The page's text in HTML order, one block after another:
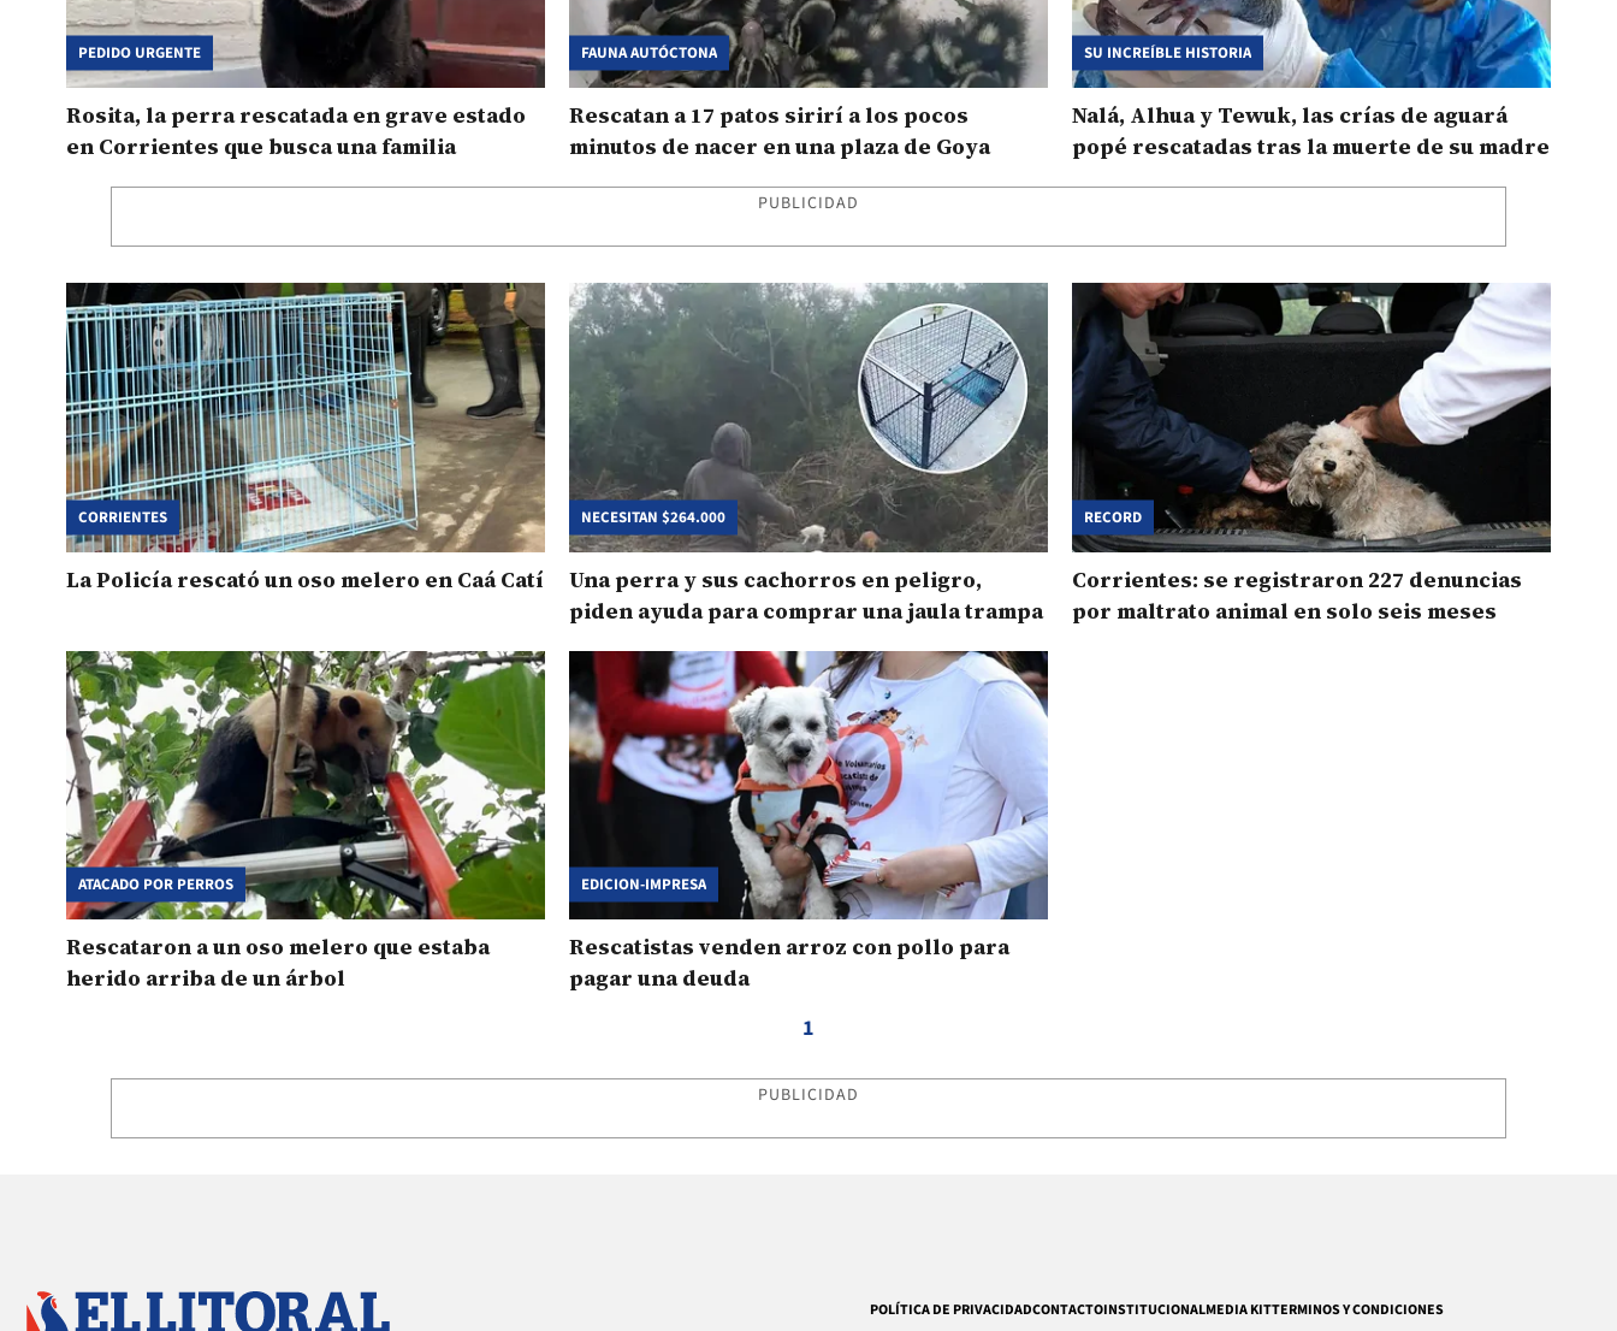
PEDIDO URGENTE
Rosita, la perra rescatada en grave estado
en Corrientes que busca una familia
FAUNA AUTÓCTONA
Rescatan a 17 patos sirirí a los pocos
minutos de nacer en una plaza de Goya
SU INCREÍBLE HISTORIA
Nalá, Alhua y Tewuk, las crías de aguará
popé rescatadas tras la muerte de su madre
PUBLICIDAD
CORRIENTES
La Policía rescató un oso melero en Caá Catí
NECESITAN $264.000
Una perra y sus cachorros en peligro,
piden ayuda para comprar una jaula trampa
RECORD
Corrientes: se registraron 227 denuncias
por maltrato animal en solo seis meses
ATACADO POR PERROS
Rescataron a un oso melero que estaba
herido arriba de un árbol
EDICION-IMPRESA
Rescatistas venden arroz con pollo para
pagar una deuda
1
PUBLICIDAD
POLÍTICA DE PRIVACIDADCONTACTOINSTITUCIONALMEDIA KITTERMINOS Y CONDICIONES